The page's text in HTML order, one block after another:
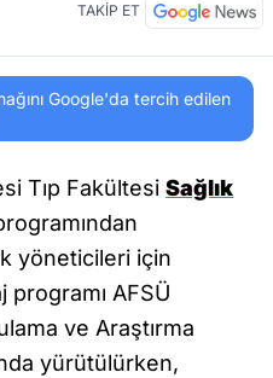
TAKİP ET
Google'da tercih edilen
Tıp Fakültesi Sağlık
yöneticileri için
programı AFSÜ
ve Araştırma
yürütülürken,